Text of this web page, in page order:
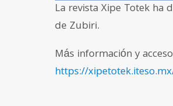
La revista Xipe Totek ha
de Zubiri.
Más información y
https://